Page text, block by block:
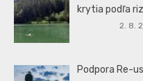
krytia podľa
2. 8.
Podpora Re-